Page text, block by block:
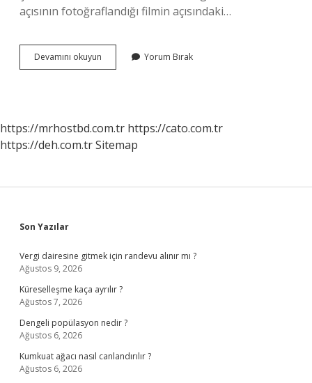
açısının fotoğraflandığı filmin açısındaki…
Devamını okuyun Paralaks
Nedir
Yorum Bırak
https://mrhostbd.com.tr https://cato.com.tr
https://deh.com.trSitemap
Sidebar
Son Yazılar
Vergi dairesine gitmek için randevu alınır mı ?
Ağustos 9, 2026
Küreselleşme kaça ayrılır ?
Ağustos 7, 2026
Dengeli popülasyon nedir ?
Ağustos 6, 2026
Kumkuat ağacı nasıl canlandırılır ?
Ağustos 6, 2026